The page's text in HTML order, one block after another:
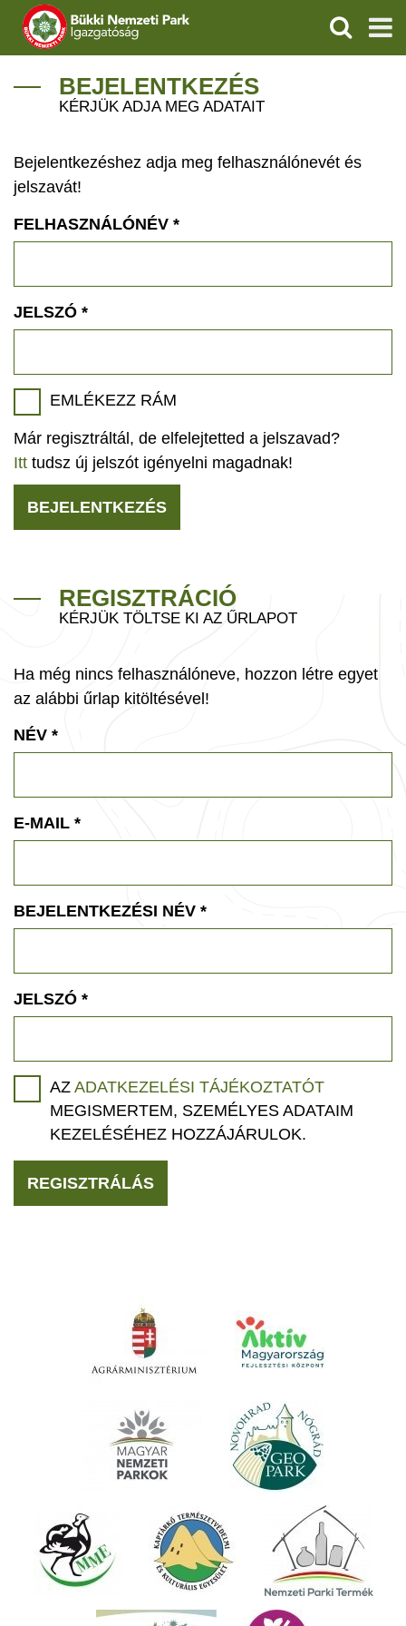
IGAZGATÓSÁG
VÍZVÉDELEM
ÖKOTURIZMUS
GEOPARKOK
KERESÉS
BEJELENTKEZÉS
KÉRJÜK ADJA MEG ADATAIT
Bejelentkezéshez adja meg felhasználónevét és
jelszavát!
FELHASZNÁLÓNÉV *
JELSZÓ *
EMLÉKEZZ RÁM
Már regisztráltál, de elfelejtetted a jelszavad?
Itt tudsz új jelszót igényelni magadnak!
BEJELENTKEZÉS
REGISZTRÁCIÓ
KÉRJÜK TÖLTSE KI AZ ŰRLAPOT
Ha még nincs felhasználóneve, hozzon létre egyet
az alábbi űrlap kitöltésével!
NÉV *
E-MAIL *
BEJELENTKEZÉSI NÉV *
JELSZÓ *
AZ ADATKEZELÉSI TÁJÉKOZTATÓT
MEGISMERTEM, SZEMÉLYES ADATAIM
KEZELÉSÉHEZ HOZZÁJÁRULOK.
REGISZTRÁLÁS